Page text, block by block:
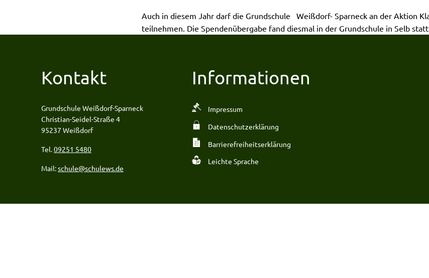
Auch in diesem Jahr darf die Grundschule Weißdorf- Sparneck an der Aktion
teilnehmen. Die Spendenübergabe fand diesmal in der Grundschule in Selb
Kontakt
Grundschule Weißdorf-Sparneck
Christian-Seidel-Straße 4
95237 Weißdorf
Tel.09251 5480
Mail:schule@schulews.de
Informationen
Impressum
Datenschutzerklärung
Barrierefreiheitserklärung
Leichte Sprache